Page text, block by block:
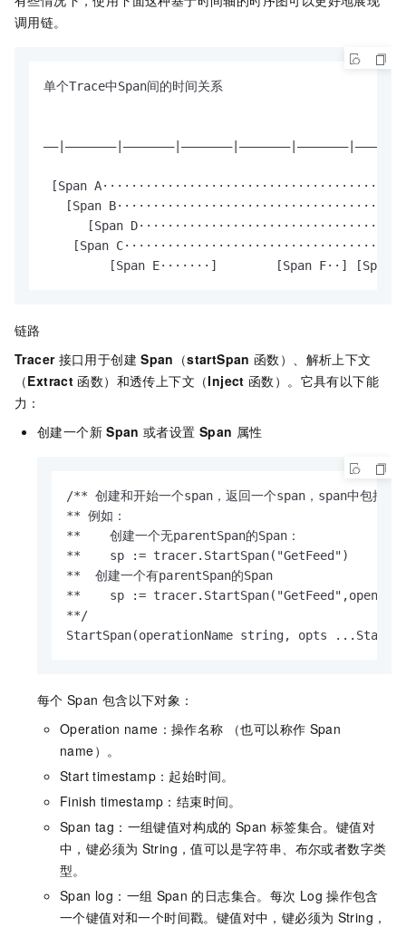
调用链。
单个Trace中Span间的时间关系
[Span
[Span
[Span
[Span
[Span E·······]        [Span F··] [Span
链路
Tracer 接口用于创建 Span （startSpan 函数）、解析上下文
（Extract 函数）和透传上下文（Inject 函数）。它具有以下能
力：
创建一个新 Span 或者设置 Span 属性
/** 创建和开始一个span，返回一个span，span中包括操
** 例如：
**    创建一个无parentSpan的Span：
**    sp := tracer.StartSpan("GetFeed")
**  创建一个有parentSpan的Span
**    sp :=
**/
StartSpan(operationName string, opts
每个 Span 包含以下对象：
Operation name：操作名称 （也可以称作 Span
name）。
Start timestamp：起始时间。
Finish timestamp：结束时间。
Span tag：一组键值对构成的 Span 标签集合。键值对
中，键必须为 String，值可以是字符串、布尔或者数字类
型。
Span log：一组 Span 的日志集合。每次 Log 操作包含
一个键值对和一个时间戳。键值对中，键必须为 String，